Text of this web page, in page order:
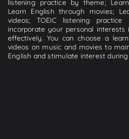
listening practice by theme;
Learn English through movies;
videos; TOEIC listening
incorporate your personal
effectively. You can choose a
videos on music and movies to
English and stimulate interest